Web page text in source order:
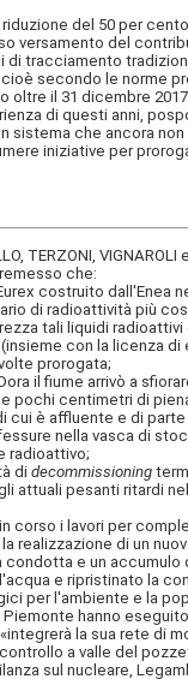
del 50 per
versamento del
cioè secondo le
il 31 dicembre
di questi anni,
sistema che ancora
iniziative per
TERZONI,
che:
costruito dall'Enea
di radioattività più
tali liquidi radioattivi
con la licenza
prorogata;
il fiume arrivò a
pochi centimetri di
cui è affluente e di
nella vasca di
radioattivo;
didecommissioning
attuali pesanti ritardi
i lavori per
realizzazione di un
condotta e un
e ripristinato la
per l'ambiente e la
hanno eseguito
la sua rete di
a valle del
sul nucleare,